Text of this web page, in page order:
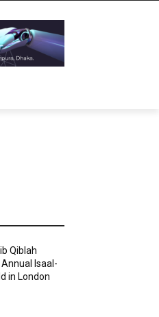
Qiblah
Annual Isaal-
in London